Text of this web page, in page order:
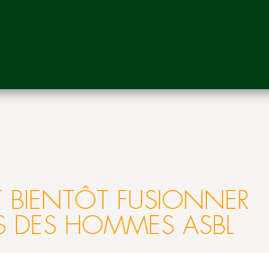
FUSIONNER
DES HOMMES ASBL